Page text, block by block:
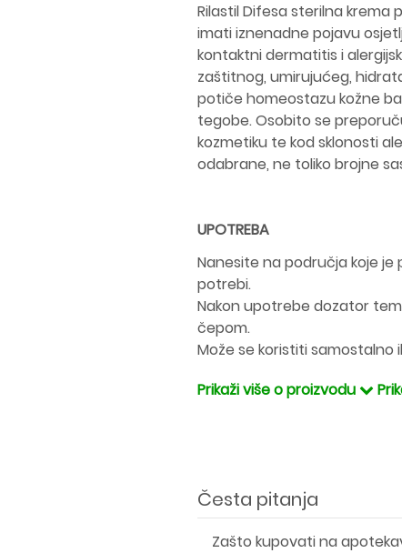
Rilastil Difesa sterilna krema
imati iznenadne pojavu
kontaktni dermatitis i
zaštitnog, umirujućeg,
potiče homeostazu kožne
tegobe. Osobito se
kozmetiku te kod sklonosti
odabrane, ne toliko brojne
UPOTREBA
Nanesite na područja koje
potrebi.
Nakon upotrebe dozator
čepom.
Može se koristiti samostalno
Prikaži više o proizvodu
Česta pitanja
Zašto kupovati na